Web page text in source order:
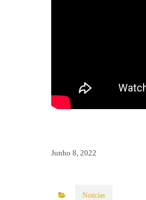
Junho 8, 2022
Noticias